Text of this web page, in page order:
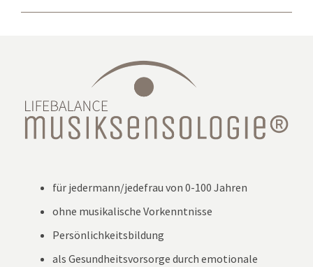
für jedermann/jedefrau von 0-100 Jahren
ohne musikalische Vorkenntnisse
Persönlichkeitsbildung
als Gesundheitsvorsorge durch emotionale